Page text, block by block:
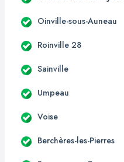
Oinville-sous-Auneau
Roinville 28
Sainville
Umpeau
Voise
Berchères-les-Pierres